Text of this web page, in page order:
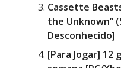
Cassette
the Unknown”
Desconhecido]
[Para Jogar] 12